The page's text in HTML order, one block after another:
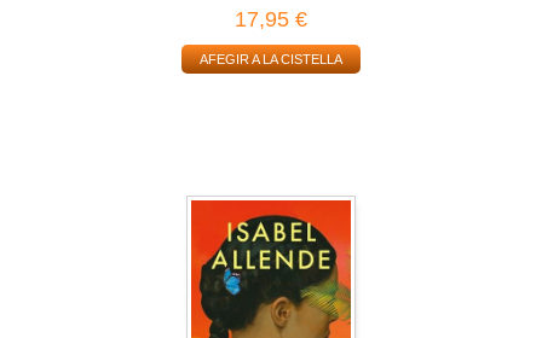
17,95 €
AFEGIR A LA CISTELLA